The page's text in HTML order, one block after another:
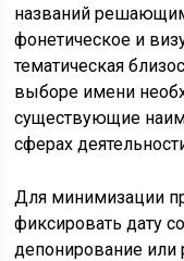
названий
фонетическое и
тематическая
выборе имени
существующие
сферах
Для минимизации
фиксировать дату
депонирование или